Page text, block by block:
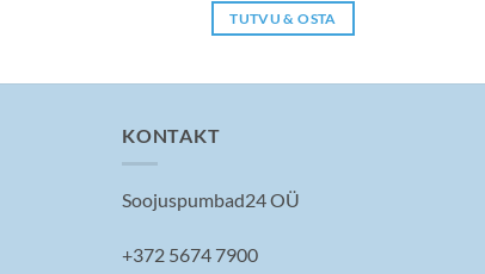
TUTVU & OSTA
KONTAKT
Soojuspumbad24 OÜ
+372 5674 7900